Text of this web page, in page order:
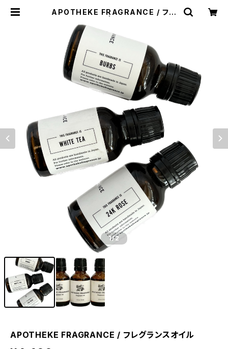
APOTHEKE FRAGRANCE / フレ
1/2
APOTHEKE FRAGRANCE / フレグランスオイル